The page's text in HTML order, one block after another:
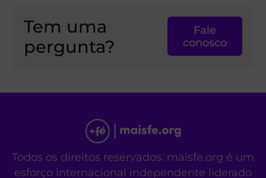
Tem uma
pergunta?
Fale
conosco
Todos os direitos reservados. maisfe.org é um
esforço internacional independente liderado